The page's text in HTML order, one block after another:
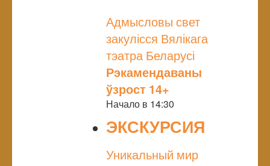
Адмысловы свет
закулісся Вялікага
тэатра Беларусі
Рэкамендаваны
ўзрост 14+
Начало в 14:30
ЭКСКУРСИЯ
Уникальный мир